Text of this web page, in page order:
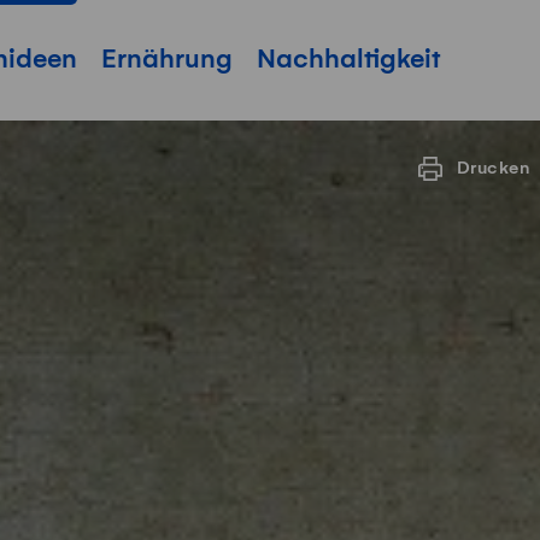
Ernährung Nachhaltigkeit
Drucken